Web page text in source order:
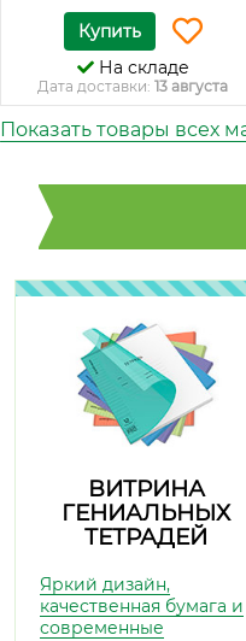
Купить
На складе
Дата доставки: 13 августа
Показать товары всех
ВИТРИНА
ГЕНИАЛЬНЫХ
ТЕТРАДЕЙ
Яркий дизайн,
качественная бумага и
современные